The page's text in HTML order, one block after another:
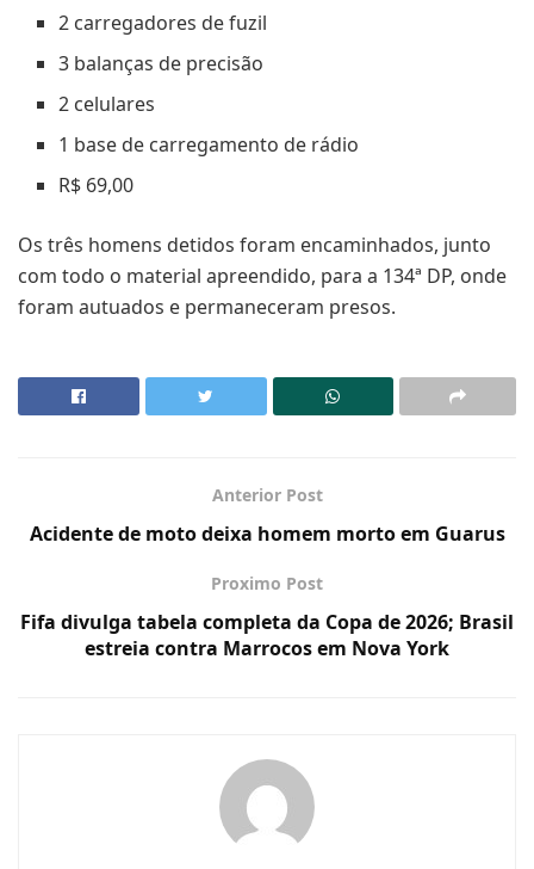
2 carregadores de fuzil
3 balanças de precisão
2 celulares
1 base de carregamento de rádio
R$ 69,00
Os três homens detidos foram encaminhados, junto
com todo o material apreendido, para a 134ª DP, onde
foram autuados e permaneceram presos.
Anterior Post
Acidente de moto deixa homem morto em Guarus
Proximo Post
Fifa divulga tabela completa da Copa de 2026; Brasil
estreia contra Marrocos em Nova York